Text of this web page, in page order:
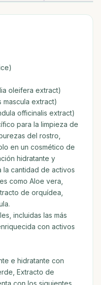
oleifera extract)
mascula extract)
officinalis extract)
para la limpieza de
del rostro,
en un cosmético de
hidratante y
la cantidad de activos
como Aloe vera,
de orquídea,
incluidas las más
con activos
e hidratante con
Extracto de